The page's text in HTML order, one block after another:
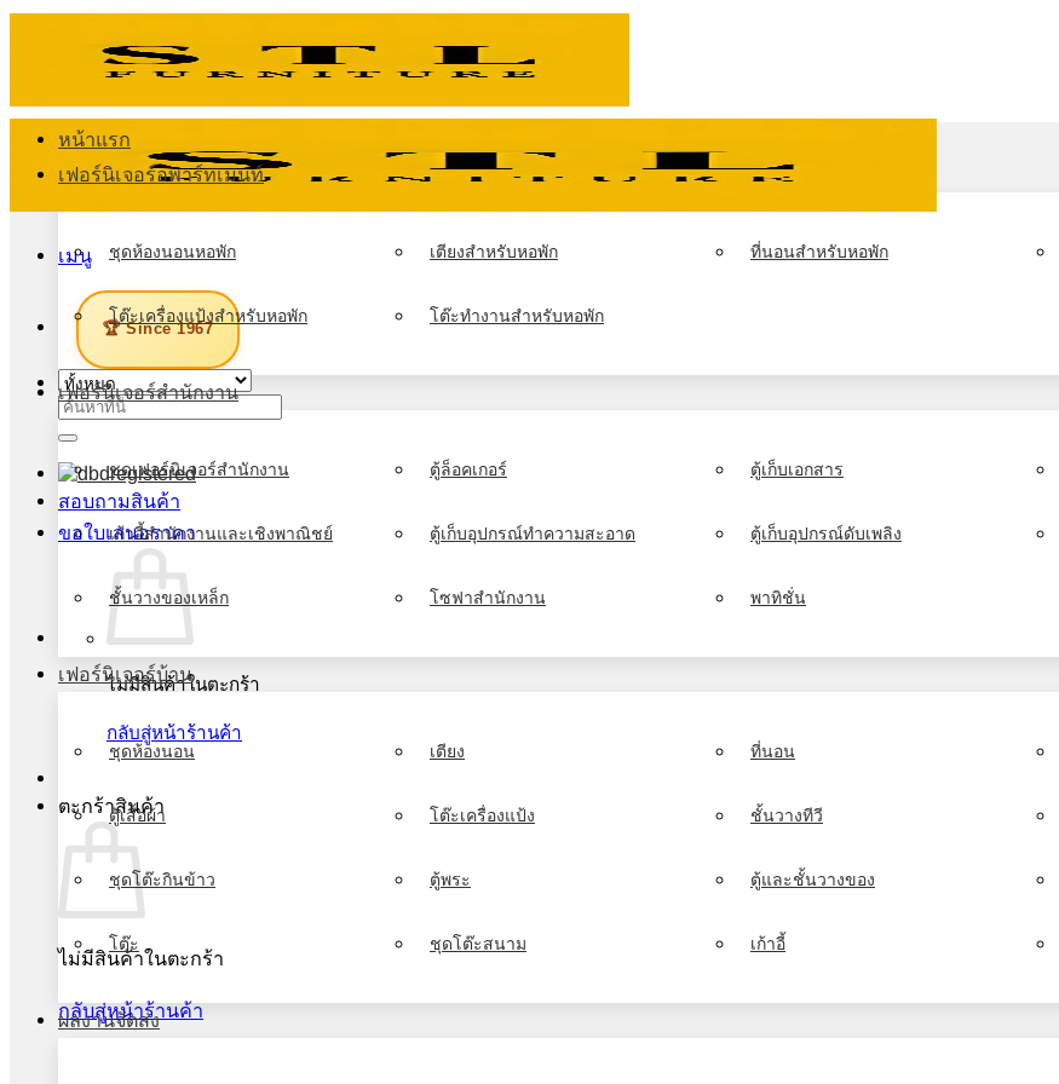
เนื้อหา
เมนู
🏆 Since 1967
ค้นหา:
สอบถามสินค้า
ขอใบเสนอราคา
ไม่มีสินค้าในตะกร้า
กลับสู่หน้าร้านค้า
ตะกร้าสินค้า
ไม่มีสินค้าในตะกร้า
กลับสู่หน้าร้านค้า
หน้าแรก
เฟอร์นิเจอร์อพาร์ทเมนท์
ชุดห้องนอนหอพัก เตียงสำหรับหอพัก ที่นอนสำหรับหอพัก
โต๊ะเครื่องแป้งสำหรับหอพัก โต๊ะทำงานสำหรับหอพัก
เฟอร์นิเจอร์สำนักงาน
ชุดเฟอร์นิเจอร์สำนักงาน ตู้ล็อคเกอร์ ตู้เก็บเอกสาร
เก้าอี้สำนักงานและเชิงพาณิชย์ ตู้เก็บอุปกรณ์ทำความสะอาด ตู้เก็บอุปกรณ์ดับเพลิง
ชั้นวางของเหล็ก โซฟาสำนักงาน พาทิชั่น
เฟอร์นิเจอร์บ้าน
ชุดห้องนอน เตียง ที่นอน
ตู้เสื้อผ้า โต๊ะเครื่องแป้ง ชั้นวางทีวี
ชุดโต๊ะกินข้าว ตู้พระ ตู้และชั้นวางของ
โต๊ะ ชุดโต๊ะสนาม เก้าอี้
ผลงานจัดส่ง